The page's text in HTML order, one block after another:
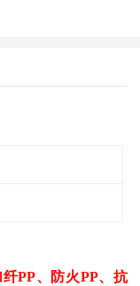
纤PP、防火PP、抗